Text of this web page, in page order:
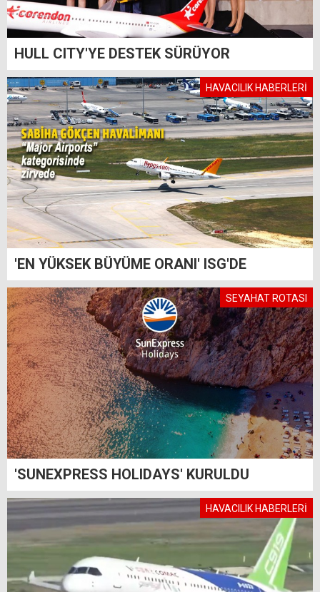
HULL CITY'YE DESTEK SÜRÜYOR
HAVACILIK HABERLERİ
'EN YÜKSEK BÜYÜME ORANI' ISG'DE
SEYAHAT ROTASI
'SUNEXPRESS HOLIDAYS' KURULDU
HAVACILIK HABERLERİ